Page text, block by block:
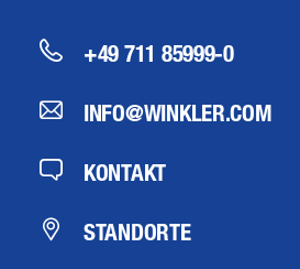
+49 711 85999-0
INFO@WINKLER.COM
KONTAKT
STANDORTE